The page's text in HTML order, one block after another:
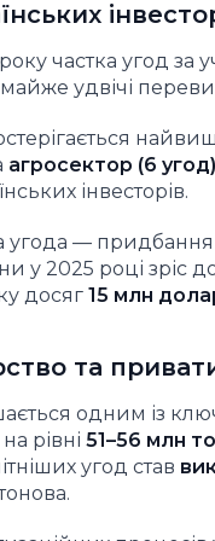
частка угод за
удвічі
агросектор (6 угод)
інвесторів.
угода —
у 2025 році зріс
досяг 15 млн
та
одним із
рівні 51–56 млн
угод став